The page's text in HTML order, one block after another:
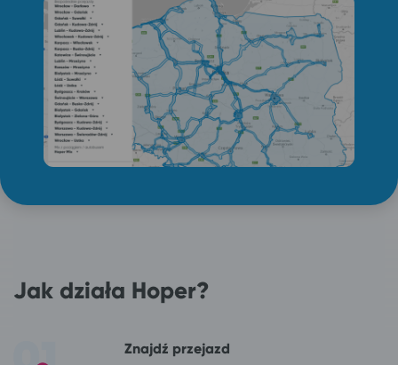
Jak działa Hoper?
Znajdź przejazd